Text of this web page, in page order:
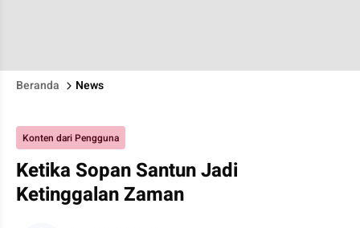
Beranda News
Konten dari Pengguna
Ketika Sopan Santun Jadi
Ketinggalan Zaman